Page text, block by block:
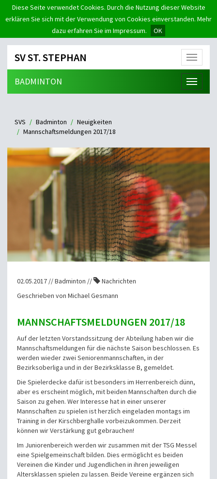
Diese Seite verwendet Cookies. Durch die Nutzung dieser Website
erklären Sie sich mit der Verwendung von Cookies einverstanden. Mehr
dazu erfahren Sie im Impressum.
OK
Menü
SV ST. STEPHAN
Menü
BADMINTON
SVS Badminton
Neuigkeiten
Mannschaftsmeldungen 2017/18
02.05.2017 // Badminton //
Nachrichten
Geschrieben von Michael Gesmann
MANNSCHAFTSMELDUNGEN 2017/18
Auf der letzten Vorstandssitzung der Abteilung haben wir die
Mannschaftsmeldungen für die nächste Saison beschlossen. Es
werden wieder zwei Seniorenmannschaften, in der
Bezirksoberliga und in der Bezirksklasse B, gemeldet.
Die Spielerdecke dafür ist besonders im Herrenbereich dünn,
aber es erscheint möglich, mit beiden Mannschaften durch die
Saison zu gehen. Wer Interesse hat in einer unserer
Mannschaften zu spielen ist herzlich eingeladen montags im
Training in der Kirschberghalle vorbeizukommen. Derzeit
können wir Verstärkung gut gebrauchen!
Im Juniorenbereich werden wir zusammen mit der TSG Messel
eine Spielgemeinschaft bilden. Dies ermöglicht es beiden
Vereinen die Kinder und Jugendlichen in ihren jeweiligen
Altersklassen spielen zu lassen. Beide Vereine ergänzen sich